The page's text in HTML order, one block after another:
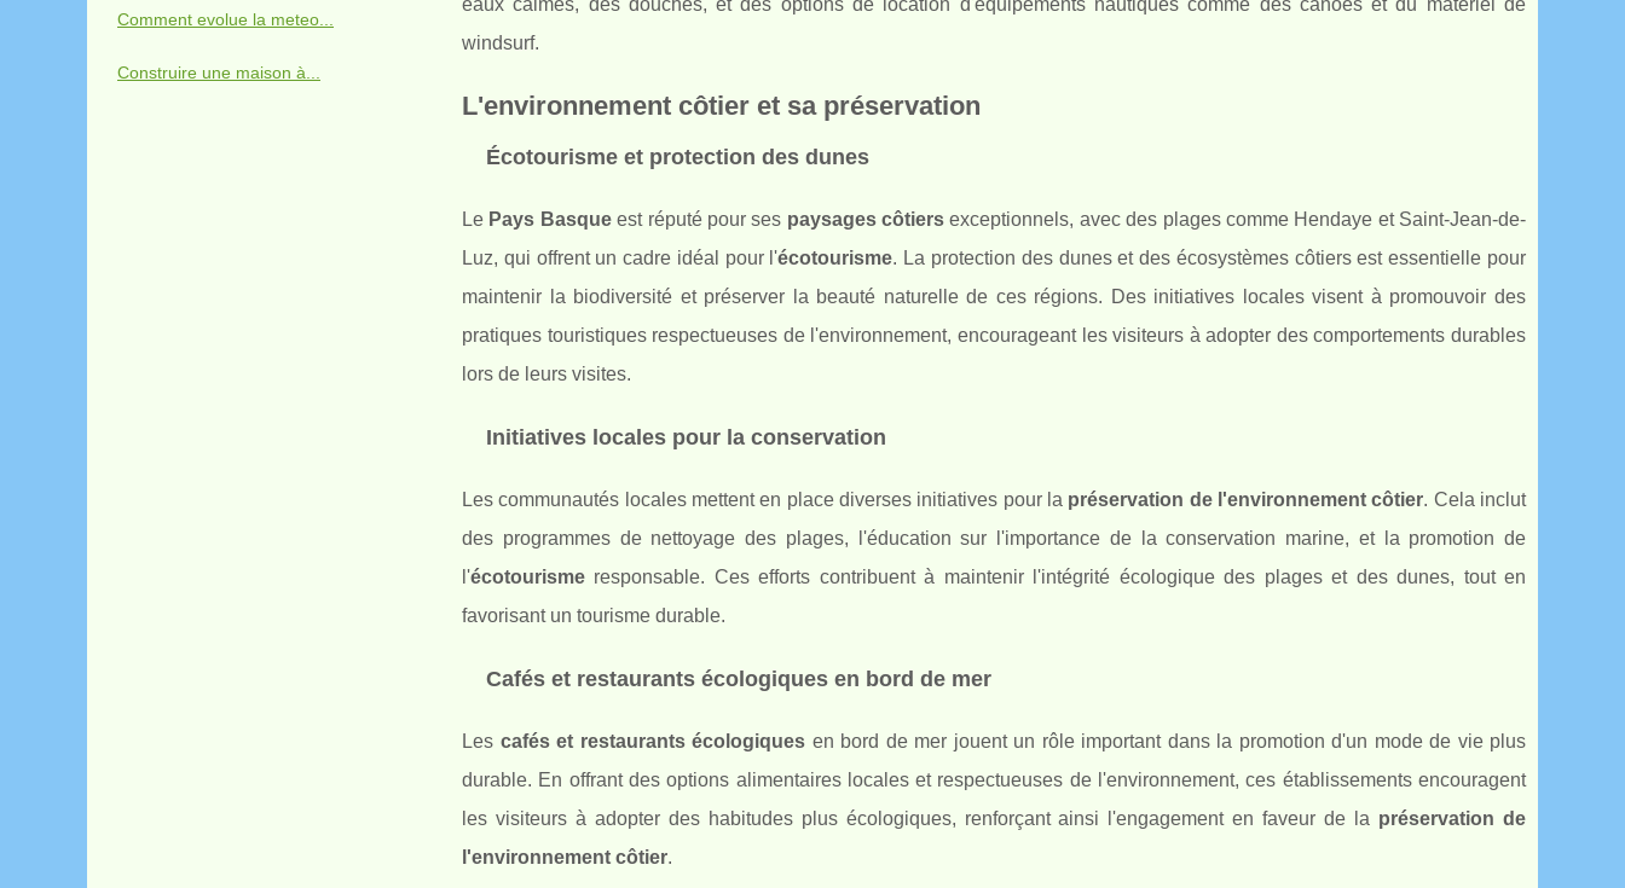
eaux calmes, des douches, et des options de location d'équipements nautiques comme des canoës et du matériel de
windsurf.
L'environnement côtier et sa préservation
Écotourisme et protection des dunes
Le Pays Basqueest réputé pour ses paysages côtiers exceptionnels, avec des plages comme Hendaye et Saint-Jean-de-
Luz, qui offrent un cadre idéal pour l'écotourisme. La protection des dunes et des écosystèmes côtiers est essentielle pour
maintenir la biodiversité et préserver la beauté naturelle de ces régions. Des initiatives locales visent à promouvoir des
pratiques touristiques respectueuses de l'environnement, encourageant les visiteurs à adopter des comportements durables
lors de leurs visites.
Initiatives locales pour la conservation
Les communautés locales mettent en place diverses initiatives pour la préservation de l'environnement côtier. Cela inclut
des programmes de nettoyage des plages, l'éducation sur l'importance de la conservation marine, et la promotion de
l'écotourisme responsable. Ces efforts contribuent à maintenir l'intégrité écologique des plages et des dunes, tout en
favorisant un tourisme durable.
Cafés et restaurants écologiques en bord de mer
Les cafés et restaurants écologiques en bord de mer jouent un rôle important dans la promotion d'un mode de vie plus
durable. En offrant des options alimentaires locales et respectueuses de l'environnement, ces établissements encouragent
les visiteurs à adopter des habitudes plus écologiques, renforçant ainsi l'engagement en faveur de la préservation de
l'environnement côtier.
Comment evolue la meteo...
Construire une maison à...